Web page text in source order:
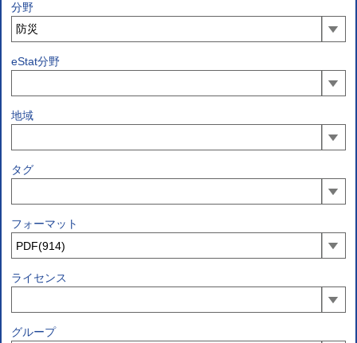
分野
eStat分野
地域
タグ
フォーマット
ライセンス
グループ